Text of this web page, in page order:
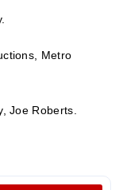
.
Metro
Joe Roberts.